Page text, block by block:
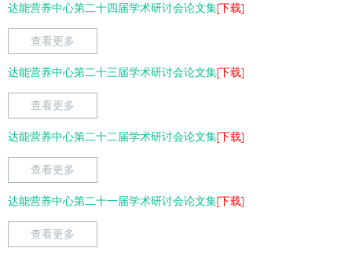
达能营养中心第二十四届学术研讨会论文集[下载]
查看更多
达能营养中心第二十三届学术研讨会论文集[下载]
查看更多
达能营养中心第二十二届学术研讨会论文集[下载]
查看更多
达能营养中心第二十一届学术研讨会论文集[下载]
查看更多